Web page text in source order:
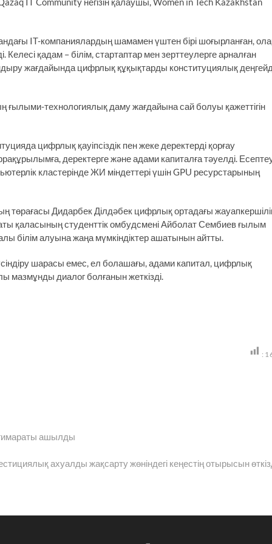
IT-компаниялардың шамамен үштен бірі шоғырланған,
қадам – білім, стартаптар мен зерттеулерге арналған
жағдайында цифрлық құқықтарды конституциялық
технологиялық даму жағдайына сай болуы қажеттігін
цифрлық қауіпсіздік пен жеке деректерді қорғау
деректерге және адами капиталға тәуелді.
кластерінде ЖИ міндеттері үшін GPU ресурстарының
Дидарбек Ділдәбек цифрлық ортадағы
қаласының студенттік омбудсмені Айболат Сембиев ғылым
білім алуына жаңа мүмкіндіктер ашатынын айтты.
шарасы емес, ел болашағы, адами капитал, цифрлық
мазмұнды диалог болғанын жеткізді.
:
ашылды
ахуалды жақсарту жөніндегі кеңестің отырысын